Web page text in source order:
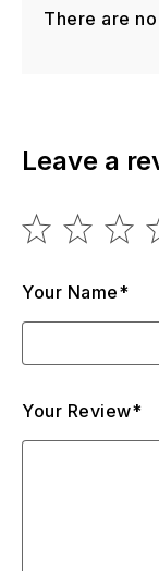
There are
Leave a
Your Name*
Your Review*